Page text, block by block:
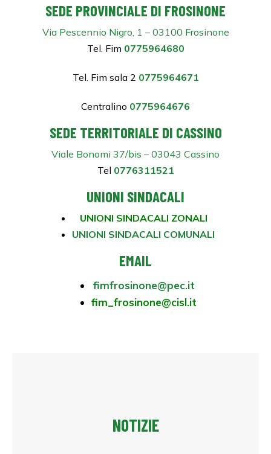
SEDE PROVINCIALE DI FROSINONE
Via Pescennio Nigro, 1 – 03100 Frosinone
Tel. Fim 0775964680
Tel. Fim sala 2 0775964671
Centralino 0775964676
SEDE TERRITORIALE DI CASSINO
Viale Bonomi 37/bis – 03043 Cassino
Tel 0776311521
UNIONI SINDACALI
UNIONI SINDACALI ZONALI
UNIONI SINDACALI COMUNALI
EMAIL
fimfrosinone@pec.it
fim_frosinone@cisl.it
NOTIZIE